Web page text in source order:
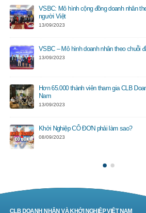
VSBC: Mô hình cộng đồng doanh nhân
người Việt
13/09/2023
VSBC – Mô hình doanh nhân theo chuỗi
13/09/2023
Hơn 65.000 thành viên tham gia CLB
Nam
13/09/2023
Khởi Nghiệp CÔ ĐƠN phải làm sao?
08/09/2023
CLB DOANH NHÂN VÀ KHỞI NGHIỆP VIỆT NAM